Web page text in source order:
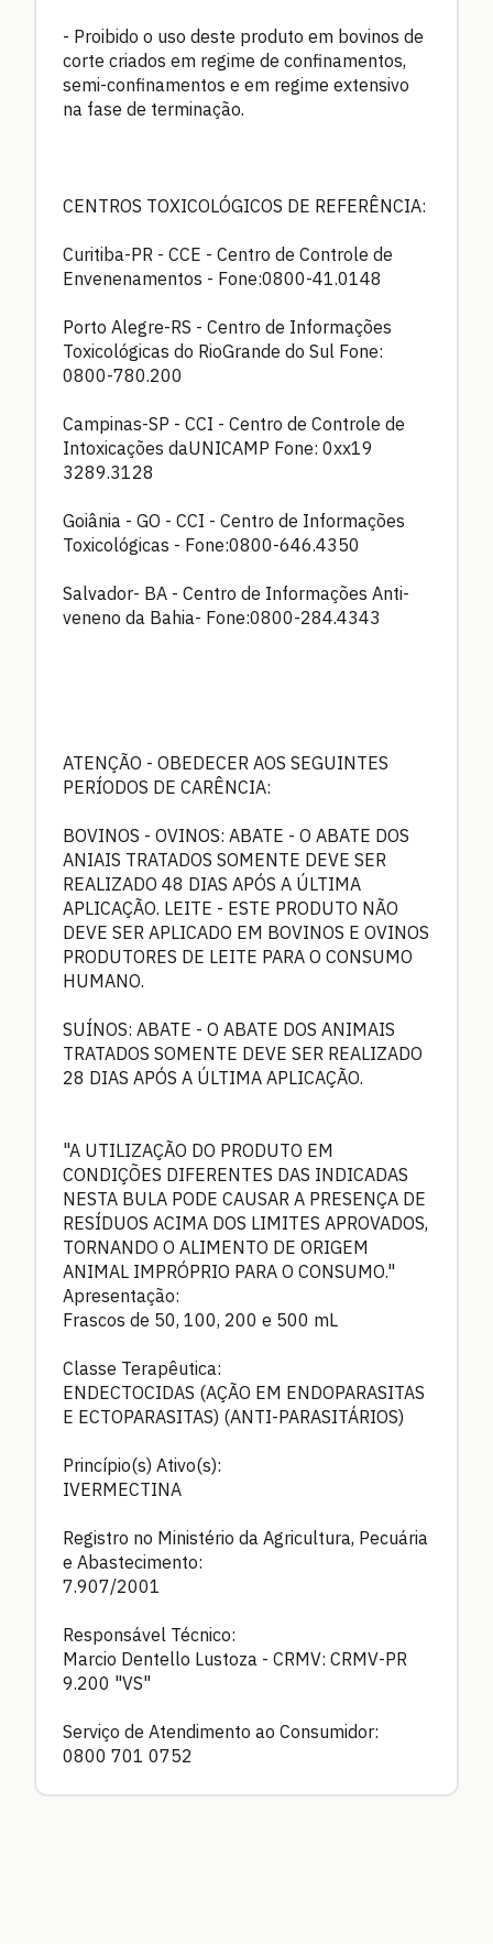
- Proibido o uso deste produto em bovinos de
corte criados em regime de confinamentos,
semi-confinamentos e em regime extensivo
na fase de terminação.
CENTROS TOXICOLÓGICOS DE REFERÊNCIA:
Curitiba-PR - CCE - Centro de Controle de
Envenenamentos - Fone:0800-41.0148
Porto Alegre-RS - Centro de Informações
Toxicológicas do RioGrande do Sul Fone:
0800-780.200
Campinas-SP - CCI - Centro de Controle de
Intoxicações daUNICAMP Fone: 0xx19
3289.3128
Goiânia - GO - CCI - Centro de Informações
Toxicológicas - Fone:0800-646.4350
Salvador- BA - Centro de Informações Anti-
veneno da Bahia- Fone:0800-284.4343
ATENÇÃO - OBEDECER AOS SEGUINTES
PERÍODOS DE CARÊNCIA:
BOVINOS - OVINOS: ABATE - O ABATE DOS
ANIAIS TRATADOS SOMENTE DEVE SER
REALIZADO 48 DIAS APÓS A ÚLTIMA
APLICAÇÃO. LEITE - ESTE PRODUTO NÃO
DEVE SER APLICADO EM BOVINOS E OVINOS
PRODUTORES DE LEITE PARA O CONSUMO
HUMANO.
SUÍNOS: ABATE - O ABATE DOS ANIMAIS
TRATADOS SOMENTE DEVE SER REALIZADO
28 DIAS APÓS A ÚLTIMA APLICAÇÃO.
"A UTILIZAÇÃO DO PRODUTO EM
CONDIÇÕES DIFERENTES DAS INDICADAS
NESTA BULA PODE CAUSAR A PRESENÇA DE
RESÍDUOS ACIMA DOS LIMITES APROVADOS,
TORNANDO O ALIMENTO DE ORIGEM
ANIMAL IMPRÓPRIO PARA O CONSUMO."
Apresentação:
Frascos de 50, 100, 200 e 500 mL
Classe Terapêutica:
ENDECTOCIDAS (AÇÃO EM ENDOPARASITAS
E ECTOPARASITAS) (ANTI-PARASITÁRIOS)
Princípio(s) Ativo(s):
IVERMECTINA
Registro no Ministério da Agricultura, Pecuária
e Abastecimento:
7.907/2001
Responsável Técnico:
Marcio Dentello Lustoza - CRMV: CRMV-PR
9.200 "VS"
Serviço de Atendimento ao Consumidor:
0800 701 0752